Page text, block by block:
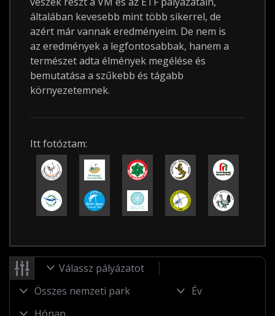
általában kevesebb mint több sikerrel, de
azért már vannak eredményeim. De nem is
az eredmények a legfontosabbak, hanem a
természet adta élmények megélése és
bemutatása a szűkebb és tágabb
környezetemnek.
Itt fotóztam:
Válassz pályázatot